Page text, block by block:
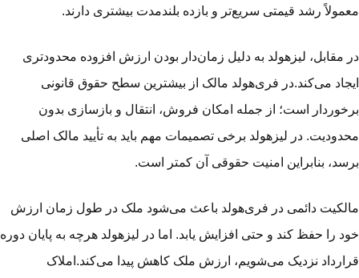
رشد قیمتی سریع‌تر و بازده بلندمدت بیشتری دارند.
مقابل، لیزهولد به دلیل زمان‌دار بودن ارزش افزوده محدودتری
می‌کند.در فری‌هولد مالک از بیشترین سطح حقوق قانونی
است؛ از جمله امکان فروش، انتقال و بازسازی بدون
در لیزهولد برخی تصمیمات مهم باید به تأیید مالک اصلی
بنابراین امنیت حقوقی آن کمتر است.
دائمی در فری‌هولد باعث می‌شود ملک در طول زمان ارزش
را حفظ کند و حتی افزایش یابد. اما در لیزهولد هرچه به پایان دوره
نزدیک می‌شویم، ارزش ملک کاهش پیدا می‌کند.املاک